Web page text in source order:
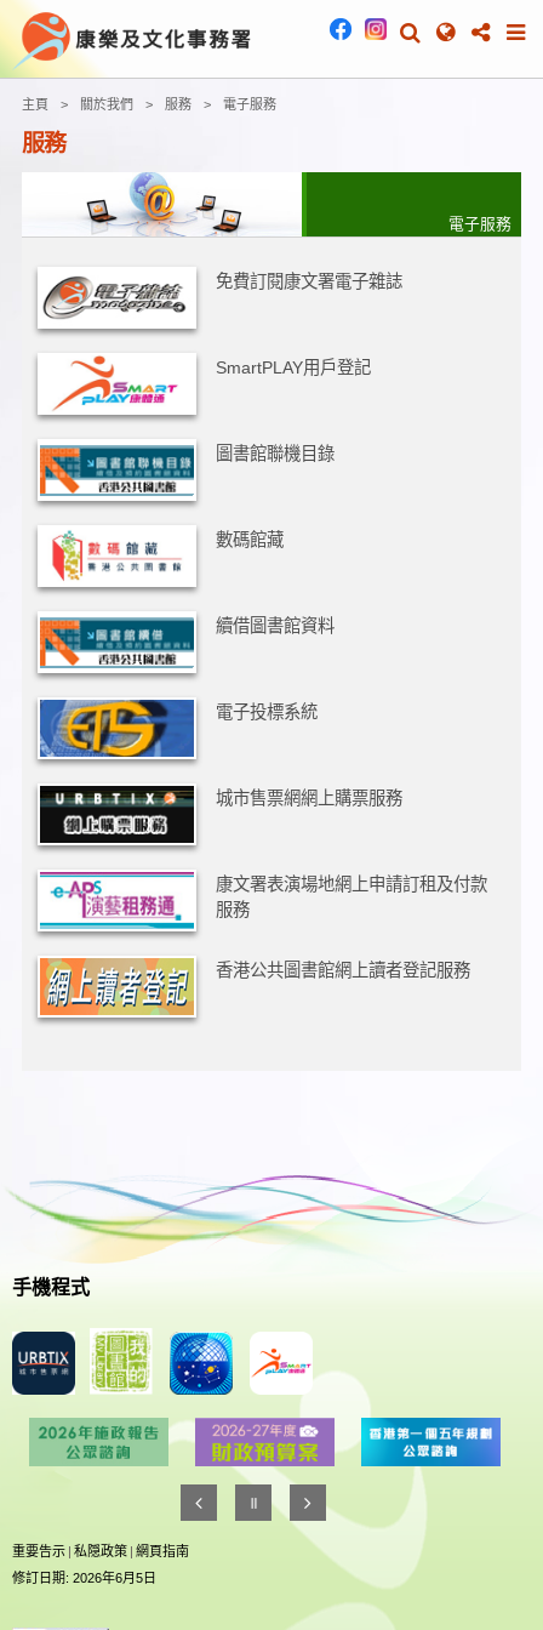
主頁 關於我們 服務 電子服務
服務
電子服務
免費訂閱康文署電子雜誌
SmartPLAY用戶登記
圖書館聯機目錄
數碼館藏
續借圖書館資料
電子投標系統
城市售票網網上購票服務
康文署表演場地網上申請訂租及付款
服務
香港公共圖書館網上讀者登記服務
手機程式
重要告示 | 私隠政策 | 網頁指南
修訂日期: 2026年6月5日